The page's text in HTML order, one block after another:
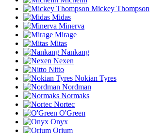
Mickey Thompson
Midas
Minerva
Mirage
Mitas
Nankang
Nexen
Nitto
Nokian Tyres
Nordman
Normaks
Nortec
O'Green
Onyx
Orium